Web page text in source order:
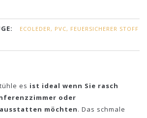
ECOLEDER, PVC, FEUERSICHERER STOFF
es ist ideal wenn Sie rasch
oder
möchten. Das schmale